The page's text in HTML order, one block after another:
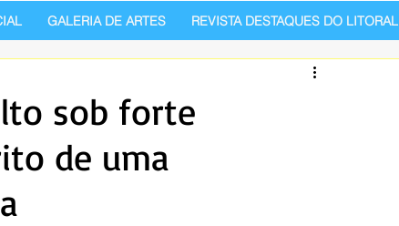
GALERIA DE ARTES REVISTA DESTAQUES DO LITORAL
sob forte
de uma